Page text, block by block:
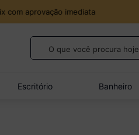
aprovação imediata
O que você procura hoje?
Escritório Banheiro